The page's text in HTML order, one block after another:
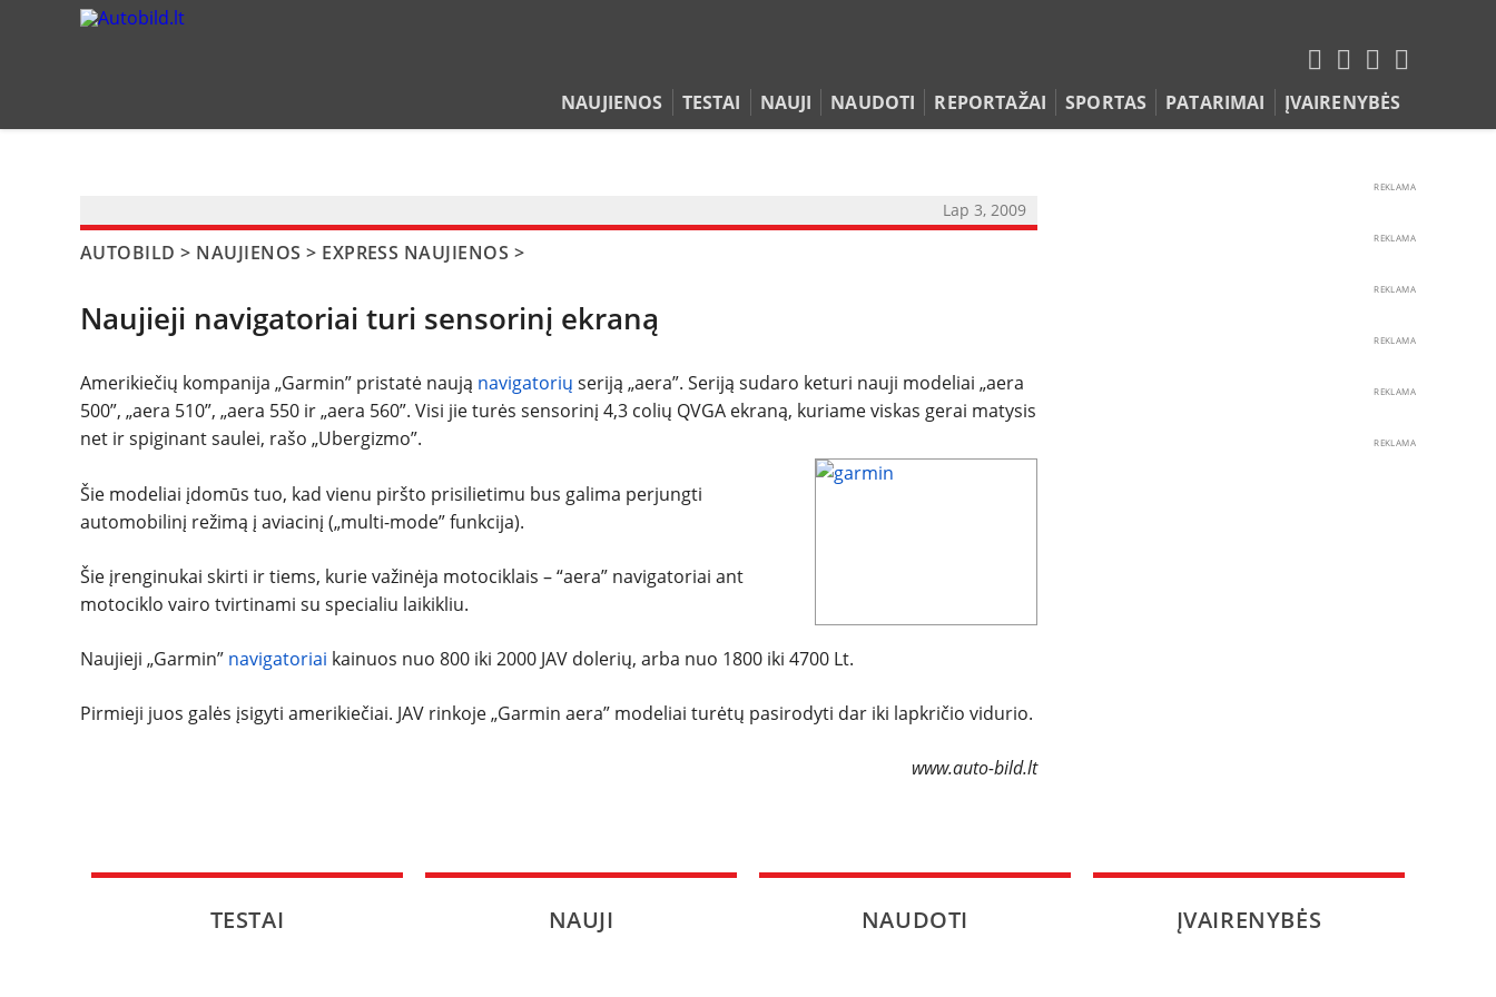
NAUJIENOS TESTAI NAUJI NAUDOTI REPORTAŽAI SPORTAS PATARIMAI ĮVAIRENYBĖS
NAUJIENOS
NAUDOTI
REPORTAŽAI
ĮVAIRENYBĖS
Lap 3, 2009
AUTOBILD > NAUJIENOS > EXPRESS NAUJIENOS >
Naujieji navigatoriai turi sensorinį ekraną
Amerikiečių kompanija „Garmin” pristatė naują navigatorių seriją „aera”. Seriją sudaro keturi nauji modeliai „aera
500”, „aera 510”, „aera 550 ir „aera 560”. Visi jie turės sensorinį 4,3 colių QVGA ekraną, kuriame viskas gerai matysis
net ir spiginant saulei, rašo „Ubergizmo”.
Šie modeliai įdomūs tuo, kad vienu piršto prisilietimu bus galima perjungti
automobilinį režimą į aviacinį („multi-mode” funkcija).
Šie įrenginukai skirti ir tiems, kurie važinėja motociklais – “aera” navigatoriai ant
motociklo vairo tvirtinami su specialiu laikikliu.
Naujieji „Garmin” navigatoriai kainuos nuo 800 iki 2000 JAV dolerių, arba nuo 1800 iki 4700 Lt.
Pirmieji juos galės įsigyti amerikiečiai. JAV rinkoje „Garmin aera” modeliai turėtų pasirodyti dar iki lapkričio vidurio.
www.auto-bild.lt
REKLAMA
REKLAMA
REKLAMA
REKLAMA
REKLAMA
REKLAMA
TESTAI NAUJI NAUDOTI ĮVAIRENYBĖS